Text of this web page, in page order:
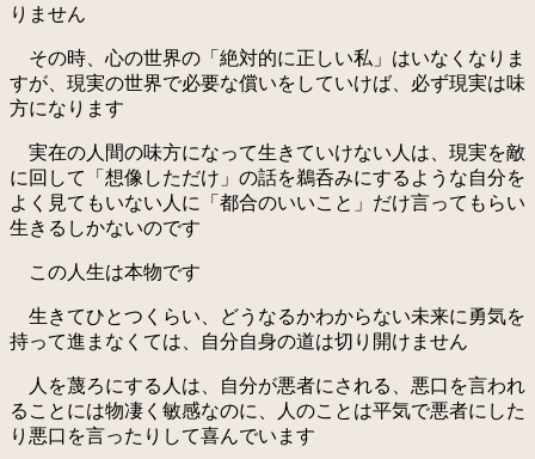
りません
その時、心の世界の「絶対的に正しい私」はいなくなりま
すが、現実の世界で必要な償いをしていけば、必ず現実は味
方になります
実在の人間の味方になって生きていけない人は、現実を敵
に回して「想像しただけ」の話を鵜呑みにするような自分を
よく見てもいない人に「都合のいいこと」だけ言ってもらい
生きるしかないのです
この人生は本物です
生きてひとつくらい、どうなるかわからない未来に勇気を
持って進まなくては、自分自身の道は切り開けません
人を蔑ろにする人は、自分が悪者にされる、悪口を言われ
ることには物凄く敏感なのに、人のことは平気で悪者にした
り悪口を言ったりして喜んでいます